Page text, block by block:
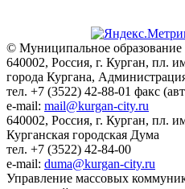
© Муниципальное образование
640002, Россия, г. Курган, пл.
города Кургана,
тел. +7 (3522) 42-88-01 факс
e-mail: mail@kurgan-city.ru
640002, Россия, г. Курган, пл.
Курганская городская Дума
тел. +7 (3522) 42-84-00
e-mail: duma@kurgan-city.ru
Управление массовых